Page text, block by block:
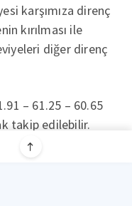
karşımıza direnç
kırılması ile
diğer direnç
– 61.25 – 60.65
takip edilebilir.